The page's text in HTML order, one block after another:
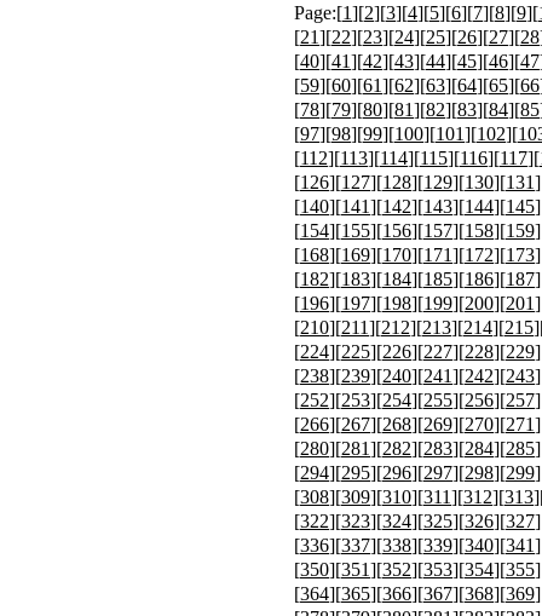
Page:[1][2][3][4][5][6][7][8][9][
[21][22][23][24][25][26][27][28
[40][41][42][43][44][45][46][47
[59][60][61][62][63][64][65][66
[78][79][80][81][82][83][84][85
[97][98][99][100][101][102][
[112][113][114][115][116][117][
[126][127][128][129][130][131
[140][141][142][143][144][145
[154][155][156][157][158][159
[168][169][170][171][172][173
[182][183][184][185][186][187
[196][197][198][199][200][201
[210][211][212][213][214][215
[224][225][226][227][228][229
[238][239][240][241][242][243
[252][253][254][255][256][257
[266][267][268][269][270][271
[280][281][282][283][284][285
[294][295][296][297][298][299
[308][309][310][311][312][313
[322][323][324][325][326][327
[336][337][338][339][340][341
[350][351][352][353][354][355
[364][365][366][367][368][369